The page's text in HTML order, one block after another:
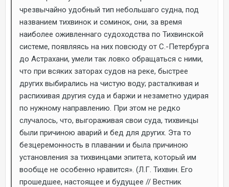
чрезвычайно удобный тип небольшаго судна, под
названием тихвинок и соминок, они, за время
наиболее оживленнаго судоходства по Тихвинской
системе, появляясь на них повсюду от С.-Петербурга
до Астрахани, умели так ловко обращаться с ними,
что при всяких заторах судов на реке, быстрее
других выбирались на чистую воду; расталкивая и
распихивая другия суда и баржи и незаметно удирая
по нужному направлению. При этом не редко
случалось, что, выгораживая свои суда, тихвинцы
были причиною аварий и бед для других. Эта то
безцеремонность в плавании и была причиною
установления за тихвинцами эпитета, который им
вообще не особенно нравится». (Л.Г. Тихвин. Его
прошедшее, настоящее и будущее // Вестник